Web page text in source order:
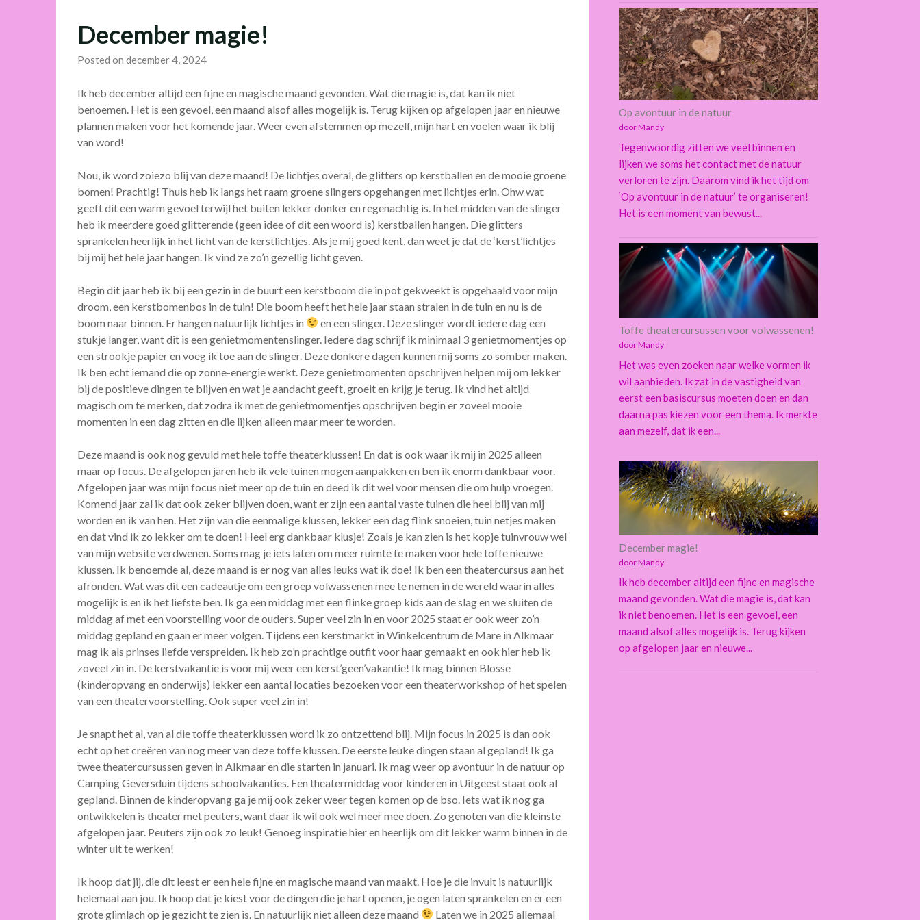
December magie!
Posted on december 4, 2024
Ik heb december altijd een fijne en magische maand gevonden. Wat die magie is, dat kan ik niet
benoemen. Het is een gevoel, een maand alsof alles mogelijk is. Terug kijken op afgelopen jaar en nieuwe
plannen maken voor het komende jaar. Weer even afstemmen op mezelf, mijn hart en voelen waar ik blij
van word!
Nou, ik word zoiezo blij van deze maand! De lichtjes overal, de glitters op kerstballen en de mooie groene
bomen! Prachtig! Thuis heb ik langs het raam groene slingers opgehangen met lichtjes erin. Ohw wat
geeft dit een warm gevoel terwijl het buiten lekker donker en regenachtig is. In het midden van de slinger
heb ik meerdere goed glitterende (geen idee of dit een woord is) kerstballen hangen. Die glitters
sprankelen heerlijk in het licht van de kerstlichtjes. Als je mij goed kent, dan weet je dat de ‘kerst’lichtjes
bij mij het hele jaar hangen. Ik vind ze zo’n gezellig licht geven.
Begin dit jaar heb ik bij een gezin in de buurt een kerstboom die in pot gekweekt is opgehaald voor mijn
droom, een kerstbomenbos in de tuin! Die boom heeft het hele jaar staan stralen in de tuin en nu is de
boom naar binnen. Er hangen natuurlijk lichtjes in
en een slinger. Deze slinger wordt iedere dag een
stukje langer, want dit is een genietmomentenslinger. Iedere dag schrijf ik minimaal 3 genietmomentjes op
een strookje papier en voeg ik toe aan de slinger. Deze donkere dagen kunnen mij soms zo somber maken.
Ik ben echt iemand die op zonne-energie werkt. Deze genietmomenten opschrijven helpen mij om lekker
bij de positieve dingen te blijven en wat je aandacht geeft, groeit en krijg je terug. Ik vind het altijd
magisch om te merken, dat zodra ik met de genietmomentjes opschrijven begin er zoveel mooie
momenten in een dag zitten en die lijken alleen maar meer te worden.
Deze maand is ook nog gevuld met hele toffe theaterklussen! En dat is ook waar ik mij in 2025 alleen
maar op focus. De afgelopen jaren heb ik vele tuinen mogen aanpakken en ben ik enorm dankbaar voor.
Afgelopen jaar was mijn focus niet meer op de tuin en deed ik dit wel voor mensen die om hulp vroegen.
Komend jaar zal ik dat ook zeker blijven doen, want er zijn een aantal vaste tuinen die heel blij van mij
worden en ik van hen. Het zijn van die eenmalige klussen, lekker een dag flink snoeien, tuin netjes maken
en dat vind ik zo lekker om te doen! Heel erg dankbaar klusje! Zoals je kan zien is het kopje tuinvrouw wel
van mijn website verdwenen. Soms mag je iets laten om meer ruimte te maken voor hele toffe nieuwe
klussen. Ik benoemde al, deze maand is er nog van alles leuks wat ik doe! Ik ben een theatercursus aan het
afronden. Wat was dit een cadeautje om een groep volwassenen mee te nemen in de wereld waarin alles
mogelijk is en ik het liefste ben. Ik ga een middag met een flinke groep kids aan de slag en we sluiten de
middag af met een voorstelling voor de ouders. Super veel zin in en voor 2025 staat er ook weer zo’n
middag gepland en gaan er meer volgen. Tijdens een kerstmarkt in Winkelcentrum de Mare in Alkmaar
mag ik als prinses liefde verspreiden. Ik heb zo’n prachtige outfit voor haar gemaakt en ook hier heb ik
zoveel zin in. De kerstvakantie is voor mij weer een kerst’geen’vakantie! Ik mag binnen Blosse
(kinderopvang en onderwijs) lekker een aantal locaties bezoeken voor een theaterworkshop of het spelen
van een theatervoorstelling. Ook super veel zin in!
Je snapt het al, van al die toffe theaterklussen word ik zo ontzettend blij. Mijn focus in 2025 is dan ook
echt op het creëren van nog meer van deze toffe klussen. De eerste leuke dingen staan al gepland! Ik ga
twee theatercursussen geven in Alkmaar en die starten in januari. Ik mag weer op avontuur in de natuur op
Camping Geversduin tijdens schoolvakanties. Een theatermiddag voor kinderen in Uitgeest staat ook al
gepland. Binnen de kinderopvang ga je mij ook zeker weer tegen komen op de bso. Iets wat ik nog ga
ontwikkelen is theater met peuters, want daar ik wil ook wel meer mee doen. Zo genoten van die kleinste
afgelopen jaar. Peuters zijn ook zo leuk! Genoeg inspiratie hier en heerlijk om dit lekker warm binnen in de
winter uit te werken!
Ik hoop dat jij, die dit leest er een hele fijne en magische maand van maakt. Hoe je die invult is natuurlijk
helemaal aan jou. Ik hoop dat je kiest voor de dingen die je hart openen, je ogen laten sprankelen en er een
grote glimlach op je gezicht te zien is. En natuurlijk niet alleen deze maand
Laten we in 2025 allemaal
Op avontuur in de natuur
door Mandy
Tegenwoordig zitten we veel binnen en
lijken we soms het contact met de natuur
verloren te zijn. Daarom vind ik het tijd om
‘Op avontuur in de natuur’ te organiseren!
Het is een moment van bewust...
Toffe theatercursussen voor volwassenen!
door Mandy
Het was even zoeken naar welke vormen ik
wil aanbieden. Ik zat in de vastigheid van
eerst een basiscursus moeten doen en dan
daarna pas kiezen voor een thema. Ik merkte
aan mezelf, dat ik een...
December magie!
door Mandy
Ik heb december altijd een fijne en magische
maand gevonden. Wat die magie is, dat kan
ik niet benoemen. Het is een gevoel, een
maand alsof alles mogelijk is. Terug kijken
op afgelopen jaar en nieuwe...